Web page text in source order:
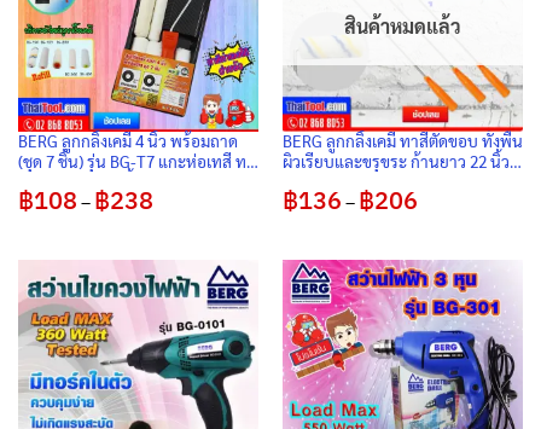
BERG ลูกกลิ้งเคมี 4 นิ้ว พร้อมถาด
(ชุด 7 ชิ้น) รุ่น BG-T7 แกะห่อเทสี ทา
฿108 – ฿238Price
range:
฿238
สินค้าหมดแล้ว
BERG ลูกกลิ้งเคมี ทาสีตัดขอบ ทั้งพื้น
ผิวเรียบและขรุขระ ก้านยาว 22 นิ้ว
฿136 – ฿206range:
฿206